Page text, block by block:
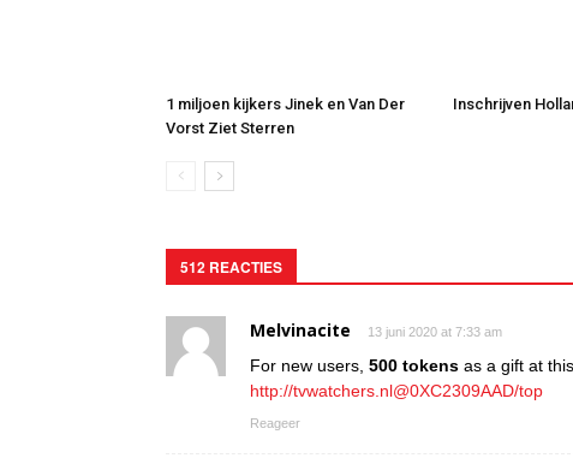
1 miljoen kijkers Jinek en Van Der
Vorst Ziet Sterren
Inschrijven
512 REACTIES
Melvinacite 13 juni 2020 at 7:33 am
For new users, 500 tokens as a gift at
http://tvwatchers.nl@0XC2309AAD/top
Reageer